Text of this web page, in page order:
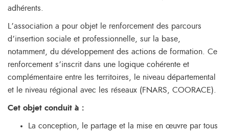
adhérents.
L’association a pour objet le renforcement des parcours
d’insertion sociale et professionnelle, sur la base,
notamment, du développement des actions de formation. Ce
renforcement s’inscrit dans une logique cohérente et
complémentaire entre les territoires, le niveau départemental
et le niveau régional avec les réseaux (FNARS, COORACE).
Cet objet conduit à :
La conception, le partage et la mise en œuvre par tous